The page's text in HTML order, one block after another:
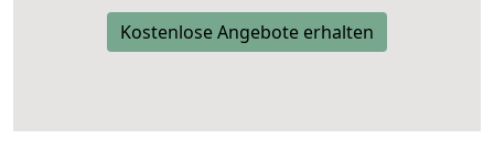
Kostenlose Angebote erhalten